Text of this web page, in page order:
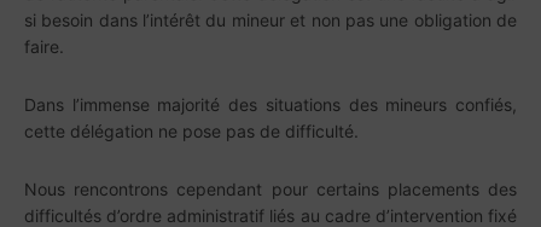
si besoin dans l’intérêt du mineur et non pas une obligation de
faire.
Dans l’immense majorité des situations des mineurs confiés,
cette délégation ne pose pas de difficulté.
Nous rencontrons cependant pour certains placements des
difficultés d’ordre administratif liés au cadre d’intervention fixé